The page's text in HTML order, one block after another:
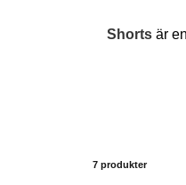
Shorts är
7 produkter